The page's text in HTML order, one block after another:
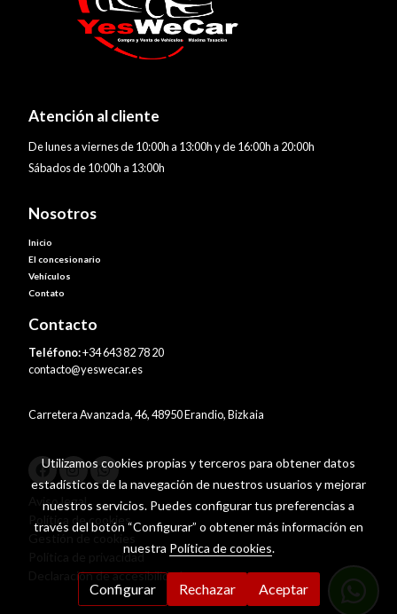
Atención al cliente
De lunes a viernes de 10:00h a 13:00h y de 16:00h a 20:00h
Sábados de 10:00h a 13:00h
Nosotros
Inicio
El concesionario
Vehículos
Contato
Contacto
Teléfono:+34 643 82 78 20
contacto@yeswecar.es
Carretera Avanzada, 46, 48950 Erandio, Bizkaia
Aviso legal
Política de cookies
Política de privacidad
Declaración de accesibilidad
Utilizamos cookies propias y terceros para obtener datos
estadísticos de la navegación de nuestros usuarios y mejorar
nuestros servicios. Puedes configurar tus preferencias a
través del botón “Configurar” o obtener más información en
nuestra Política de cookies.
Configurar Rechazar Aceptar